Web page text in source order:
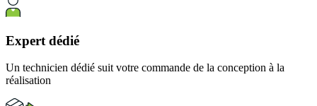
Expert dédié
Un technicien dédié suit votre commande de la conception à la
réalisation